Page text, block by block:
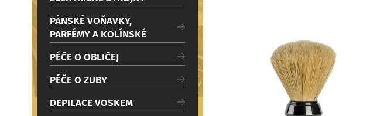
PÁNSKÉ VOŇAVKY,
PARFÉMY A KOLÍNSKÉ
PÉČE O OBLIČEJ
PÉČE O ZUBY
DEPILACE VOSKEM